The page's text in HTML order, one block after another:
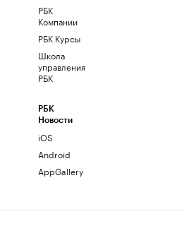
РБК
Компании
РБК Курсы
Школа
управления
РБК
РБК
Новости
iOS
Android
AppGallery